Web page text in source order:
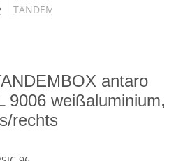
antaro
9006 weißaluminium,
rechts